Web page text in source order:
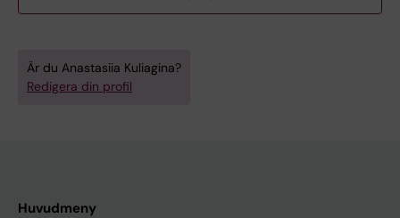
Är du Anastasiia Kuliagina?
Redigera din profil
Huvudmeny